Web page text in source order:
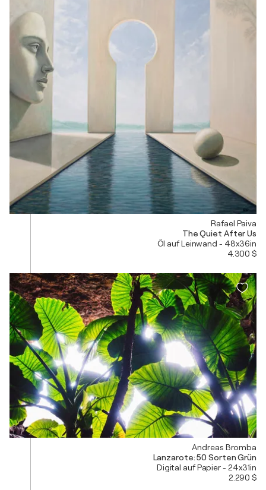
Rafael Paiva
The Quiet After Us
Öl auf Leinwand - 48x36in
4.300 $
Andreas Bromba
Lanzarote: 50 Sorten Grün
Digital auf Papier - 24x31in
2.290 $